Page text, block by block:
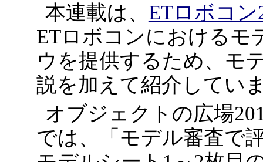
本連載は、 ETロボコン
ETロボコンにおけるモ
ウを提供するため、モ
説を加えて紹介してい
オブジェクトの広場
では、「モデル審査で